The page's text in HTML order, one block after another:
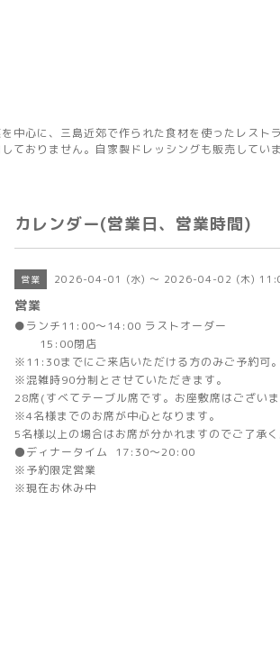
中心に、三島近郊で作られた食材を使ったレス
ておりません。自家製ドレッシングも販売していま
カレンダー(営業日、営業時間)
営業 2026-04-01 (水) ～ 2026-04-02 (木)
営業
●ランチ11:00～14:00 ラストオーダー
15:00閉店
※11:30までにご来店いただける方のみご予約可。
※混雑時90分制とさせていただきます。
28席(すべてテーブル席です。お座敷席はござい
※4名様までのお席が中心となります。
5名様以上の場合はお席が分かれますのでご了承く
⚫ディナータイム 17:30～20:00
※予約限定営業
※現在お休み中